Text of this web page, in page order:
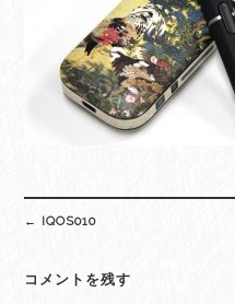
navigation
← IQOS010
コメントを残す